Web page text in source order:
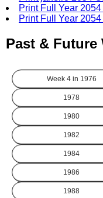
Print Full Year
Print Full Year
Past & Future
Week 4 in 1976
1978
1980
1982
1984
1986
1988